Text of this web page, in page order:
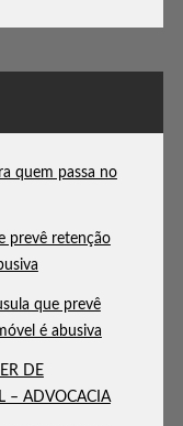
quem passa no
prevê retenção
que prevê
é abusiva
DE
– ADVOCACIA